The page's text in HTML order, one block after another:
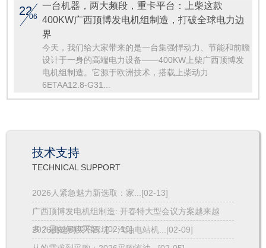
2206
一台机器，两大频段，重卡平台：上柴这款
400KW广西顶博发电机组制造，打破全球电力边
界
今天，我们给大家带来的是一台集强悍动力、节能和前瞻
设计于一身的高端电力设备——400KW上柴广西顶博发
电机组制造。它源于欧洲技术，搭载上柴动力
6ETAA12.8-G31...
技术支持
TECHNICAL SUPPORT
2026人紧急魅力新选取：家...[02-13]
广西顶博发电机组制造: 开春特大型会议方案越来越
多？是如何购买好...[02-10]
2026挑选购买不踩坑：汽油电站机...[02-09]